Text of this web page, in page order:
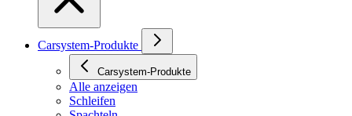
Carsystem-Produkte
Carsystem-Produkte
Alle anzeigen
Schleifen